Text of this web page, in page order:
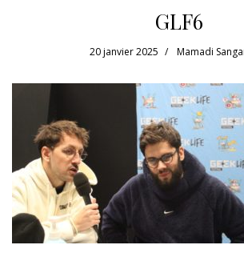
GLF6
20 janvier 2025 Mamadi